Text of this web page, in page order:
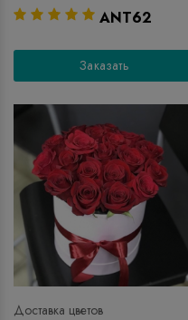
ANT62
Заказать
Доставка цветов